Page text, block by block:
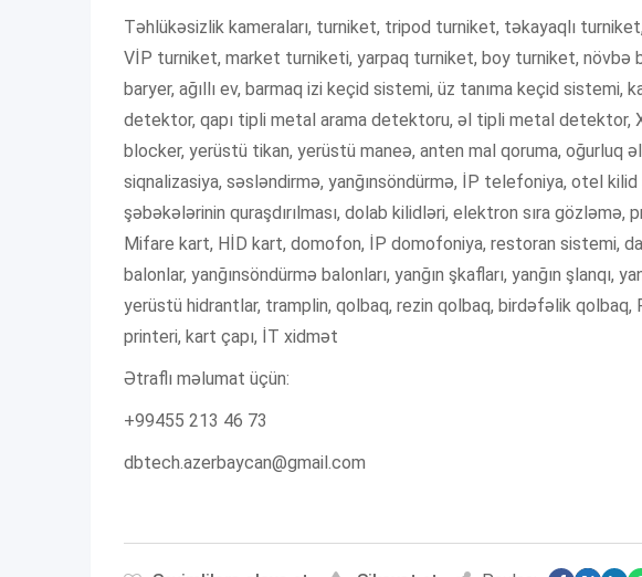
Təhlükəsizlik kameraları, turniket, tripod turniket, təkayaqlı
VİP turniket, market turniketi, yarpaq turniket, boy turniket, növbə
baryer, ağıllı ev, barmaq izi keçid sistemi, üz tanıma keçid
detektor, qapı tipli metal arama detektoru, əl tipli metal detektor,
blocker, yerüstü tikan, yerüstü maneə, anten mal qoruma, oğurluq
siqnalizasiya, səsləndirmə, yanğınsöndürmə, İP telefoniya, otel
şəbəkələrinin quraşdırılması, dolab kilidləri, elektron sıra
Mifare kart, HİD kart, domofon, İP domofoniya, restoran sistemi,
balonlar, yanğınsöndürmə balonları, yanğın şkafları, yanğın şlanqı,
yerüstü hidrantlar, tramplin, qolbaq, rezin qolbaq, birdəfəlik qolbaq,
printeri, kart çapı, İT xidmət
Ətraflı məlumat üçün:
+99455 213 46 73
dbtech.azerbaycan@gmail.com